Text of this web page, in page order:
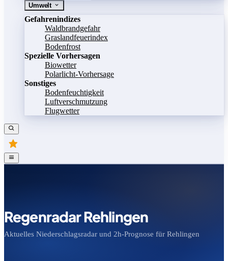
Umwelt
Gefahrenindizes
Waldbrandgefahr
Graslandfeuerindex
Bodenfrost
Spezielle Vorhersagen
Biowetter
Polarlicht-Vorhersage
Sonstiges
Bodenfeuchtigkeit
Luftverschmutzung
Flugwetter
Regenradar Rehlingen
Aktuelles Niederschlagsradar und 2h-Prognose für Rehlingen